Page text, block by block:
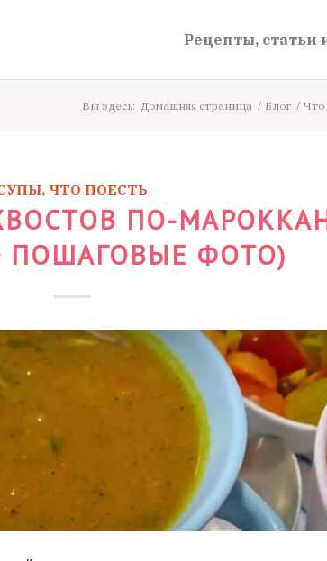
Рецепты, статьи
Вы здесь: Домашняя страница / Блог / Что
, ЧТО ПОЕСТЬ
ПО-
ПОШАГОВЫЕ ФОТО)